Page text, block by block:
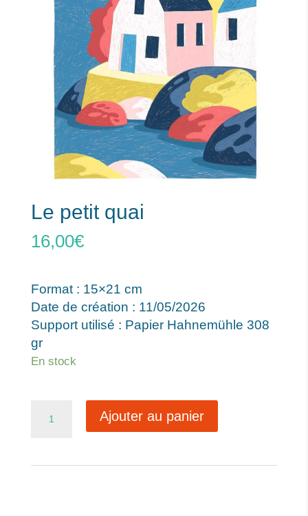
Le petit quai
16,00€
Format : 15×21 cm
Date de création : 11/05/2026
Support utilisé : Papier Hahnemühle 308
gr
En stock
petit
Ajouter au panier